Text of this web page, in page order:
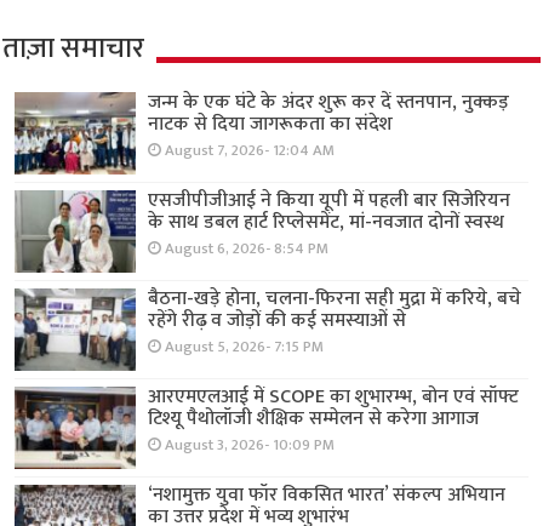
ताज़ा समाचार
जन्म के एक घंटे के अंदर शुरू कर दें स्तनपान, नुक्कड़
नाटक से दिया जागरूकता का संदेश
August 7, 2026- 12:04 AM
एसजीपीजीआई ने किया यूपी में पहली बार सिजेरियन
के साथ डबल हार्ट रिप्लेसमेंट, मां-नवजात दोनों स्वस्थ
August 6, 2026- 8:54 PM
बैठना-खड़े होना, चलना-फिरना सही मुद्रा में करिये, बचे
रहेंगे रीढ़ व जोड़ों की कई समस्याओं से
August 5, 2026- 7:15 PM
आरएमएलआई में SCOPE का शुभारम्भ, बोन एवं सॉफ्ट
टिश्यू पैथोलॉजी शैक्षिक सम्मेलन से करेगा आगाज
August 3, 2026- 10:09 PM
‘नशामुक्त युवा फॉर विकसित भारत’ संकल्प अभियान
का उत्तर प्रदेश में भव्य शुभारंभ